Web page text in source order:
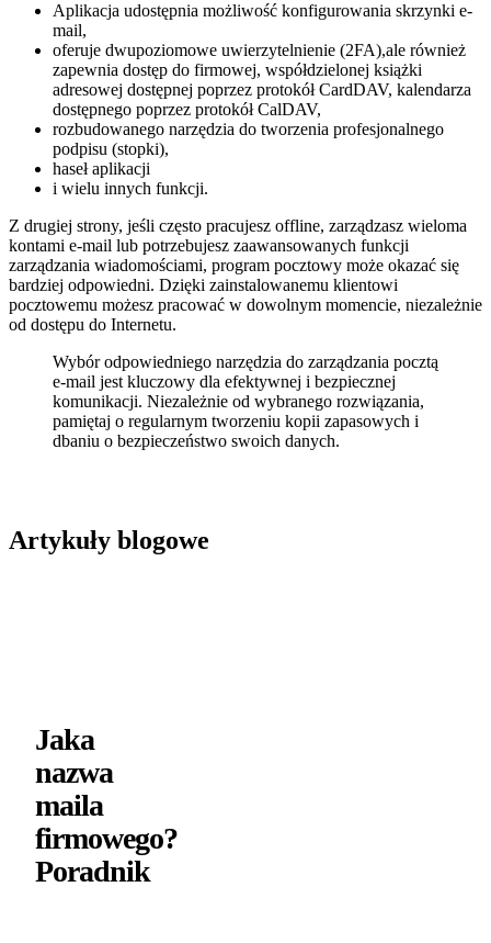
Aplikacja udostępnia możliwość konfigurowania skrzynki e-
mail,
oferuje dwupoziomowe uwierzytelnienie (2FA),ale również
zapewnia dostęp do firmowej, współdzielonej książki
adresowej dostępnej poprzez protokół CardDAV, kalendarza
dostępnego poprzez protokół CalDAV,
rozbudowanego narzędzia do tworzenia profesjonalnego
podpisu (stopki),
haseł aplikacji
i wielu innych funkcji.
Z drugiej strony, jeśli często pracujesz offline, zarządzasz wieloma
kontami e-mail lub potrzebujesz zaawansowanych funkcji
zarządzania wiadomościami, program pocztowy może okazać się
bardziej odpowiedni. Dzięki zainstalowanemu klientowi
pocztowemu możesz pracować w dowolnym momencie, niezależnie
od dostępu do Internetu.
Wybór odpowiedniego narzędzia do zarządzania pocztą
e-mail jest kluczowy dla efektywnej i bezpiecznej
komunikacji. Niezależnie od wybranego rozwiązania,
pamiętaj o regularnym tworzeniu kopii zapasowych i
dbaniu o bezpieczeństwo swoich danych.
Artykuły blogowe
Jaka
nazwa
maila
firmowego?
Poradnik